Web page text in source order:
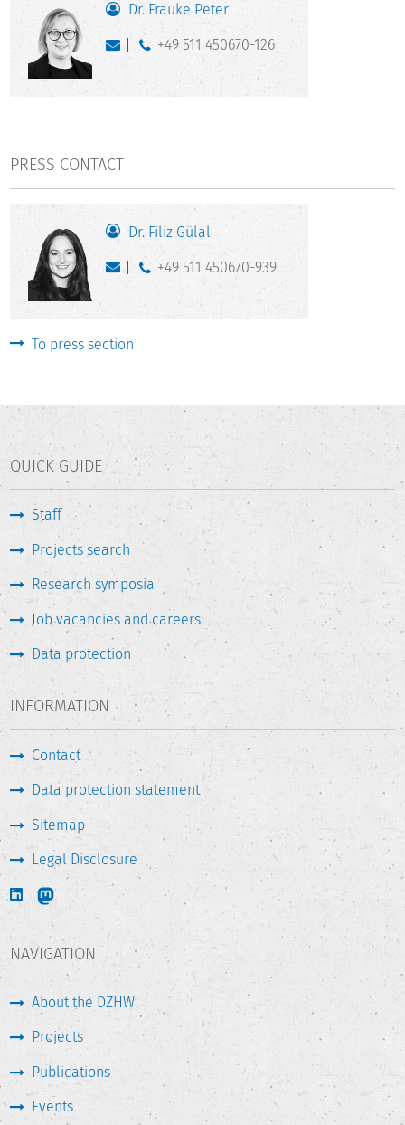
Dr. Frauke Peter
+49 511 450670-126
PRESS CONTACT
Dr. Filiz Gülal
+49 511 450670-939
To press section
QUICK GUIDE
Staff
Projects search
Research symposia
Job vacancies and careers
Data protection
INFORMATION
Contact
Data protection statement
Sitemap
Legal Disclosure
NAVIGATION
About the DZHW
Projects
Publications
Events